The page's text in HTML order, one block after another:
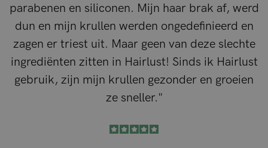
parabenen en siliconen. Mijn haar brak af, werd
dun en mijn krullen werden ongedefinieerd en
zagen er triest uit. Maar geen van deze slechte
ingrediënten zitten in Hairlust! Sinds ik Hairlust
gebruik, zijn mijn krullen gezonder en groeien
ze sneller."